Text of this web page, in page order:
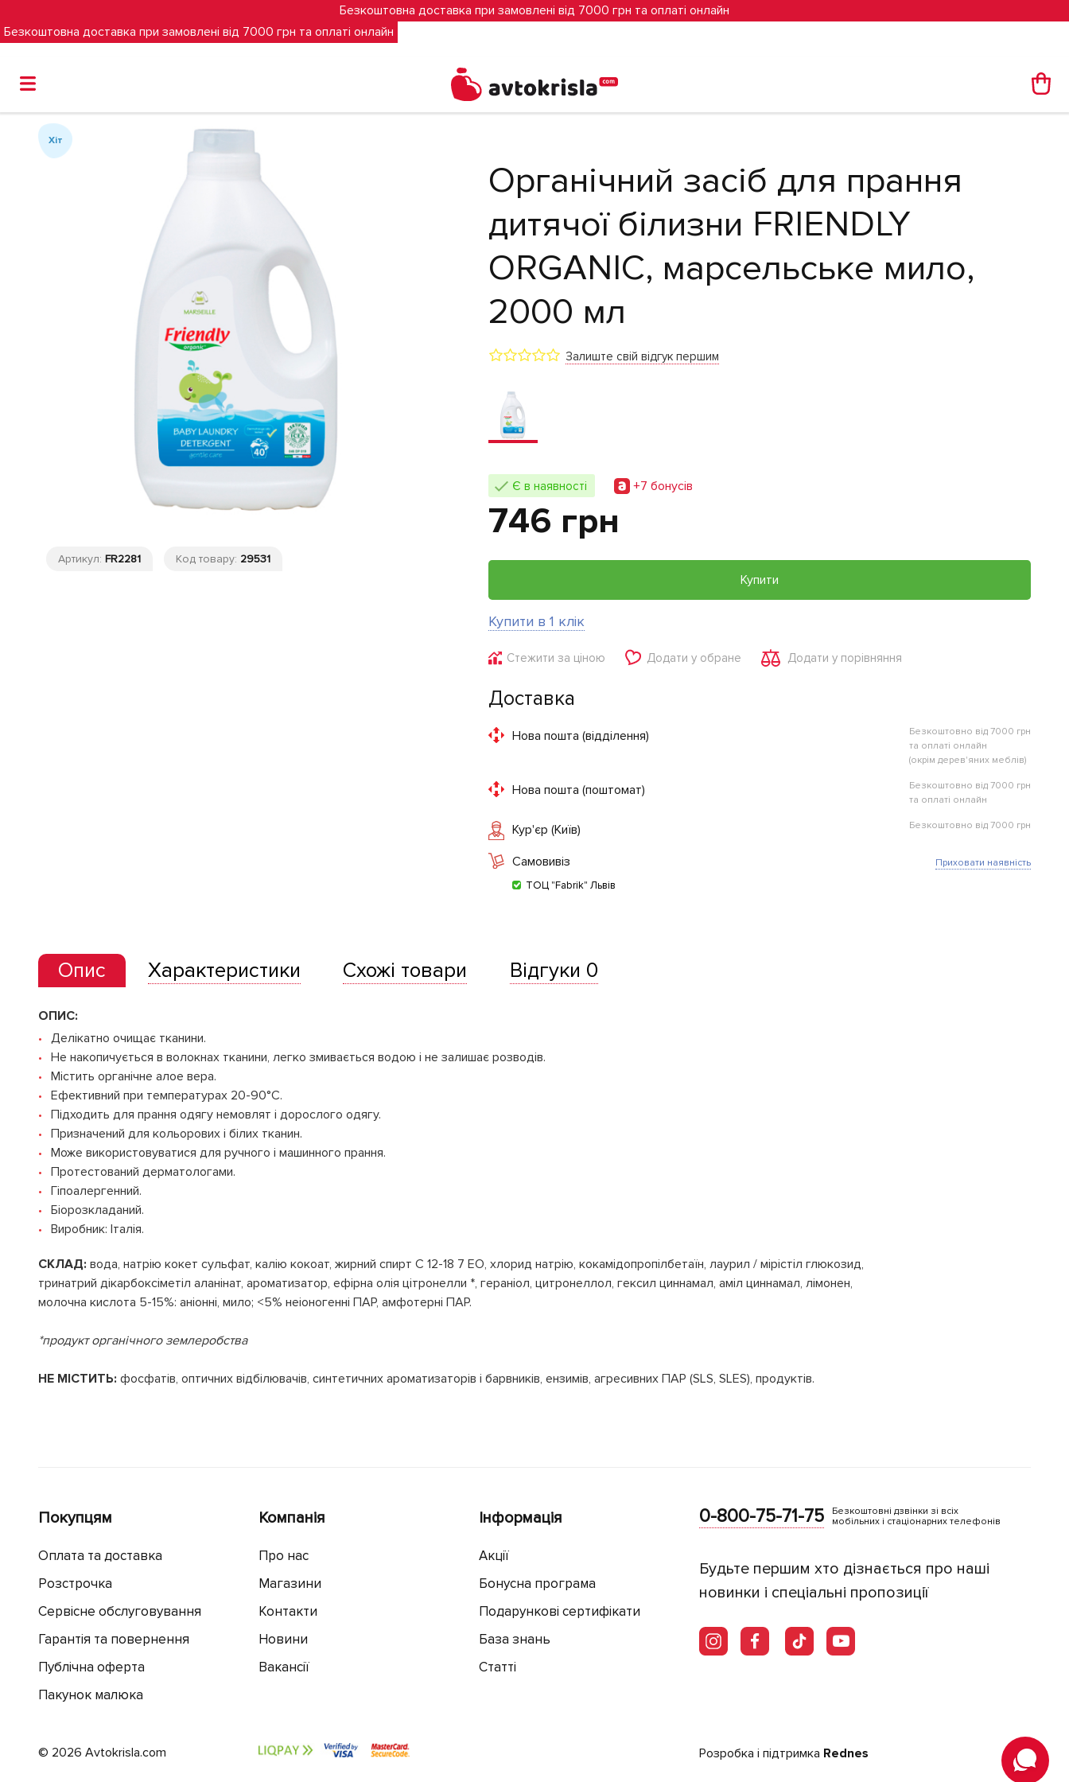
Безкоштовна доставка при замовлені від 7000 грн та оплаті онлайн
Безкоштовна доставка при замовлені від 7000 грн та оплаті онлайн
Органічний засіб для прання дитячої білизни FRIENDLY ORGANIC, марсельське мило, 2000 мл
Хіт
Артикул: FR2281 Код товару: 29531
Органічний засіб для прання
дитячої білизни FRIENDLY
ORGANIC, марсельське мило,
2000 мл
Залиште свій відгук першим
Є в наявності +7 бонусiв
746 грн
Купити
Купити в 1 клік
Стежити за ціною Додати у обране Додати у порівняння
Доставка
Нова пошта (відділення)
Безкоштовно від 7000 грн
та оплаті онлайн
(окрім дерев'яних меблів)
Нова пошта (поштомат)
Безкоштовно від 7000 грн
та оплаті онлайн
Кур'єр (Київ) Безкоштовно від 7000 грн
Самовивіз
ТОЦ "Fabrik" Львів
Приховати наявність
Опис Характеристики Схожі товари Відгуки 0
ОПИС:
Делікатно очищає тканини.
Не накопичується в волокнах тканини, легко змивається водою і не залишає розводів.
Містить органічне алое вера.
Ефективний при температурах 20-90°C.
Підходить для прання одягу немовлят і дорослого одягу.
Призначений для кольорових і білих тканин.
Може використовуватися для ручного і машинного прання.
Протестований дерматологами.
Гіпоалергенний.
Біорозкладаний.
Виробник: Італія.
СКЛАД: вода, натрію кокет сульфат, калію кокоат, жирний спирт C 12-18 7 EO, хлорид натрію, кокамідопропілбетаїн, лаурил / мірістіл глюкозид,
тринатрий дікарбоксіметіл аланінат, ароматизатор, ефірна олія цітронелли *, гераніол, цитронеллол, гексил циннамал, аміл циннамал, лімонен,
молочна кислота 5-15%: аніонні, мило; <5% неіоногенні ПАР, амфотерні ПАР.
*продукт органічного землеробства
НЕ МІСТИТЬ: фосфатів, оптичних відбілювачів, синтетичних ароматизаторів і барвників, ензимів, агресивних ПАР (SLS, SLES), продуктів.
Покупцям
Оплата та доставка
Розстрочка
Сервісне обслуговування
Гарантія та повернення
Публічна оферта
Пакунок малюка
Компанія
Про нас
Магазини
Контакти
Новини
Вакансії
Інформація
Акції
Бонусна програма
Подарункові сертифікати
База знань
Статті
0-800-75-71-75
Безкоштовні дзвінки зі всіх
мобільних і стаціонарних телефонів
Будьте першим хто дізнається про наші
новинки і спеціальні пропозиції
© 2026 Avtokrisla.com Розробка і підтримка Rednes